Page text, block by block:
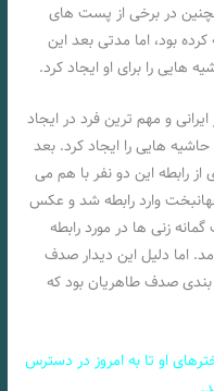
در برخی از پست های
کرده بود، اما مدتی بعد این
هایی را برای او ایجاد کرد.
و مهم ترین فرد در ایجاد
هایی را ایجاد کرد. بعد
رابطه این دو نفر با هم می
جهانبخت وارد رابطه شد و عکس
زنی ها در مورد رابطه
اما دلیل این دیدار صدف
بندی صدف طاهریان بود که
او تا به امروز در دسترس